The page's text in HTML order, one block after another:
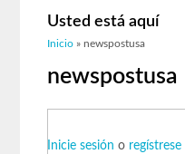
Usted está aquí
Inicio » newspostusa
newspostusa
Inicie sesión o regístrese